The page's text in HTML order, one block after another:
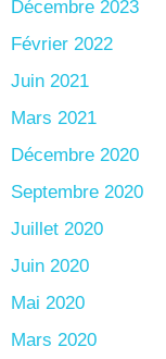
Décembre 2023
Février 2022
Juin 2021
Mars 2021
Décembre 2020
Septembre 2020
Juillet 2020
Juin 2020
Mai 2020
Mars 2020